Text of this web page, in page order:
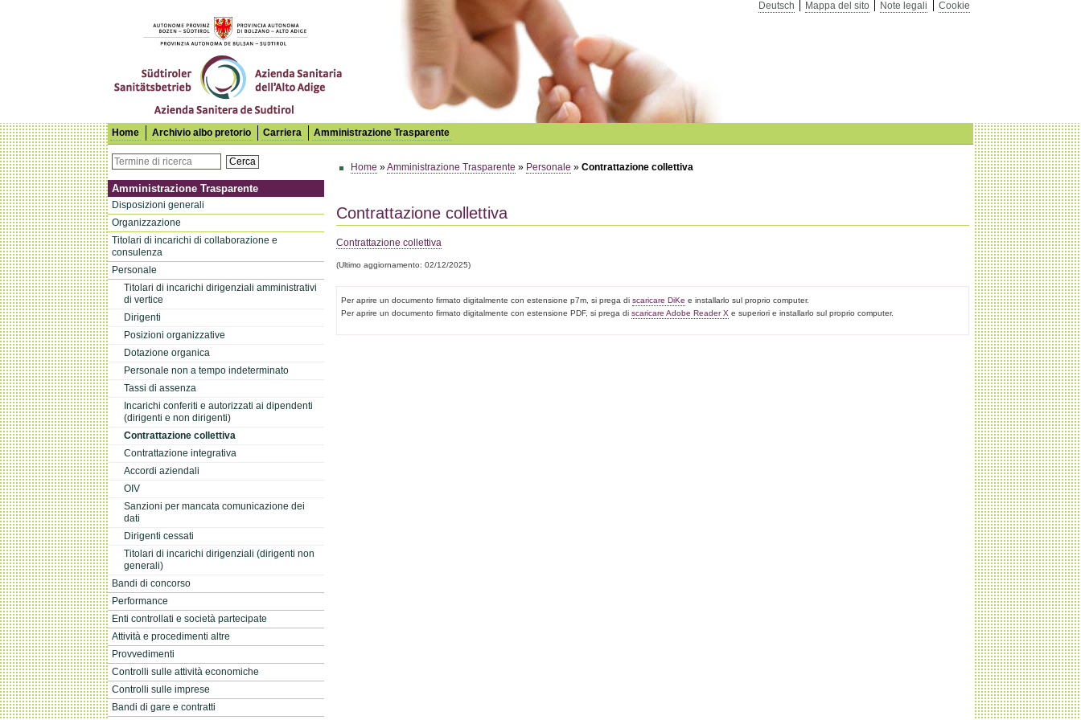
Deutsch Mappa del sito Note legali
Cookie
Azienda Sanitaria dell'Alto Adige
Home Archivio albo pretorio Carriera Amministrazione Trasparente
Cerca
Amministrazione Trasparente
Disposizioni generali
Organizzazione
Titolari di incarichi di collaborazione e
consulenza
Personale
Titolari di incarichi dirigenziali amministrativi
di vertice
Dirigenti
Posizioni organizzative
Dotazione organica
Personale non a tempo indeterminato
Tassi di assenza
Incarichi conferiti e autorizzati ai dipendenti
(dirigenti e non dirigenti)
Contrattazione collettiva
Contrattazione integrativa
Accordi aziendali
OIV
Sanzioni per mancata comunicazione dei
dati
Dirigenti cessati
Titolari di incarichi dirigenziali (dirigenti non
generali)
Bandi di concorso
Performance
Enti controllati e società partecipate
Attività e procedimenti altre
Provvedimenti
Controlli sulle attività economiche
Controlli sulle imprese
Bandi di gare e contratti
Home »Amministrazione Trasparente » Personale » Contrattazione collettiva
Contrattazione collettiva
Contrattazione collettiva
(Ultimo aggiornamento: 02/12/2025)
Per aprire un documento firmato digitalmente con estensione p7m, si prega discaricare DiKe e installarlo sul proprio computer.
Per aprire un documento firmato digitalmente con estensione PDF, si prega discaricare Adobe Reader X e superiori e installarlo sul proprio computer.